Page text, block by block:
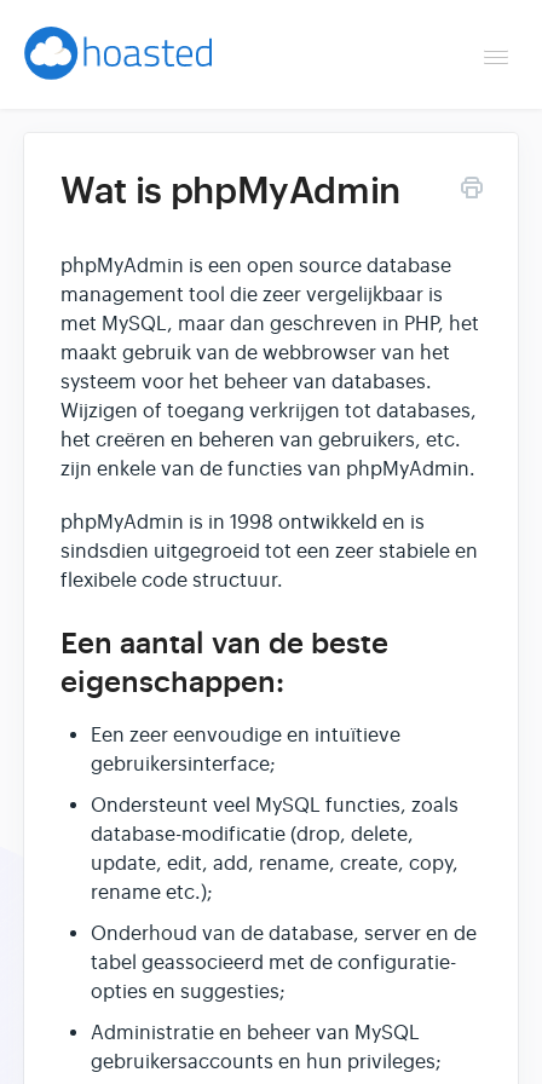
Helpdesk
Optimaliseren & debuggen
Reseller & developer
Contact
Klantenpaneel →
Hoasted.com →
Wat is phpMyAdmin
phpMyAdmin is een open source database
management tool die zeer vergelijkbaar is
met MySQL, maar dan geschreven in PHP, het
maakt gebruik van de webbrowser van het
systeem voor het beheer van databases.
Wijzigen of toegang verkrijgen tot databases,
het creëren en beheren van gebruikers, etc.
zijn enkele van de functies van phpMyAdmin.
phpMyAdmin is in 1998 ontwikkeld en is
sindsdien uitgegroeid tot een zeer stabiele en
flexibele code structuur.
Een aantal van de beste
eigenschappen:
Een zeer eenvoudige en intuïtieve
gebruikersinterface;
Ondersteunt veel MySQL functies, zoals
database-modificatie (drop, delete,
update, edit, add, rename, create, copy,
rename etc.);
Onderhoud van de database, server en de
tabel geassocieerd met de configuratie-
opties en suggesties;
Administratie en beheer van MySQL
gebruikersaccounts en hun privileges;